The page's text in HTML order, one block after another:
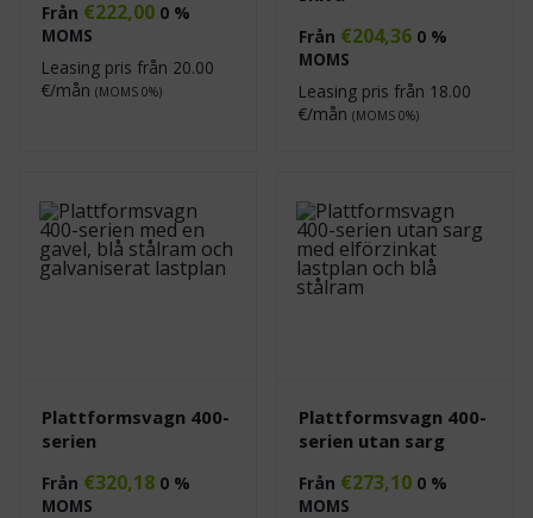
Från €222,00 0 %
MOMS
Leasing pris från 20.00
€/mån (MOMS 0%)
Från €204,36 0 %
MOMS
Leasing pris från 18.00
€/mån (MOMS 0%)
Plattformsvagn 400-
serien
Från €320,18 0 %
MOMS
Plattformsvagn 400-
serien utan sarg
Från €273,10 0 %
MOMS